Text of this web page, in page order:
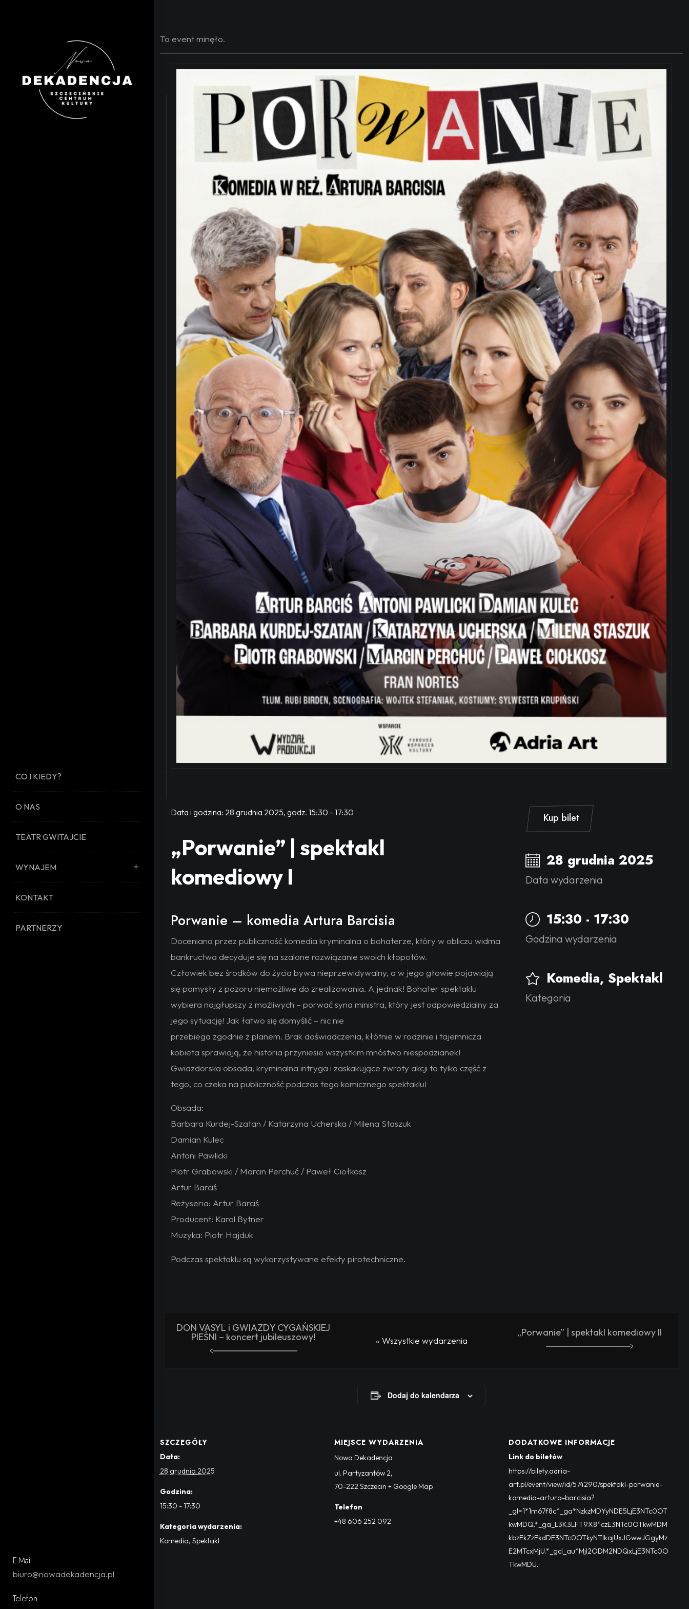
CO I KIEDY?
O NAS
TEATR GWITAJCIE
WYNAJEM
KONTAKT
PARTNERZY
E-Mail:
biuro@nowadekadencja.pl
Telefon:
To event minęło.
Data i godzina: 28 grudnia 2025, godz. 15:30 -17:30
„Porwanie” | spektakl
komediowy I
Porwanie – komedia Artura Barcisia
Doceniana przez publiczność komedia kryminalna o bohaterze, który w obliczu widma
bankructwa decyduje się na szalone rozwiązanie swoich kłopotów.
Człowiek bez środków do życia bywa nieprzewidywalny, a w jego głowie pojawiają
się pomysły z pozoru niemożliwe do zrealizowania. A jednak! Bohater spektaklu
wybiera najgłupszy z możliwych – porwać syna ministra, który jest odpowiedzialny za
jego sytuację! Jak łatwo się domyślić – nic nie
przebiega zgodnie z planem. Brak doświadczenia, kłótnie w rodzinie i tajemnicza
kobieta sprawiają, że historia przyniesie wszystkim mnóstwo niespodzianek!
Gwiazdorska obsada, kryminalna intryga i zaskakujące zwroty akcji to tylko część z
tego, co czeka na publiczność podczas tego komicznego spektaklu!
Obsada:
Barbara Kurdej-Szatan / Katarzyna Ucherska / Milena Staszuk
Damian Kulec
Antoni Pawlicki
Piotr Grabowski / Marcin Perchuć / Paweł Ciołkosz
Artur Barciś
Reżyseria: Artur Barciś
Producent: Karol Bytner
Muzyka: Piotr Hajduk
Podczas spektaklu są wykorzystywane efekty pirotechniczne.
Kup bilet
28 grudnia 2025
Data wydarzenia
15:30 - 17:30
Godzina wydarzenia
Komedia, Spektakl
Kategoria
DON VASYL i GWIAZDY CYGAŃSKIEJ
PIEŚNI – koncert jubileuszowy! « Wszystkie wydarzenia
„Porwanie” | spektakl komediowy II
Dodaj do kalendarza
SZCZEGÓŁY
Data:
28 grudnia 2025
Godzina:
15:30 - 17:30
Kategoria wydarzenia:
Komedia, Spektakl
MIEJSCE WYDARZENIA
Nowa Dekadencja
ul. Partyzantów 2,
70-222Szczecin + Google Map
Telefon
+48 606 252 092
DODATKOWE INFORMACJE
Link do biletów
https://bilety.adria-
art.pl/event/view/id/574290/spektakl-porwanie-
komedia-artura-barcisia?
_gl=1*1m67f8c*_ga*NzkzMDYyNDE5LjE3NTc0OT
kwMDQ.*_ga_L3K3LFT9X8*czE3NTc0OTkwMDM
kbzEkZzEkdDE3NTc0OTkyNTIkajUxJGwwJGgyMz
E2MTcxMjU.*_gcl_au*MjI2ODM2NDQxLjE3NTc0O
TkwMDU.